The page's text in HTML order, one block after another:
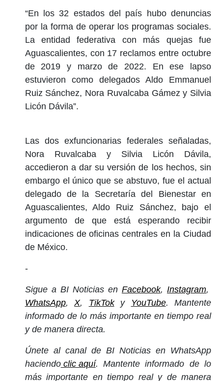
“En los 32 estados del país hubo denuncias
por la forma de operar los programas sociales.
La entidad federativa con más quejas fue
Aguascalientes, con 17 reclamos entre octubre
de 2019 y marzo de 2022. En ese lapso
estuvieron como delegados Aldo Emmanuel
Ruiz Sánchez, Nora Ruvalcaba Gámez y Silvia
Licón Dávila”.
Las dos exfuncionarias federales señaladas,
Nora Ruvalcaba y Silvia Licón Dávila,
accedieron a dar su versión de los hechos, sin
embargo el único que se abstuvo, fue el actual
delegado de la Secretaría del Bienestar en
Aguascalientes, Aldo Ruiz Sánchez, bajo el
argumento de que está esperando recibir
indicaciones de oficinas centrales en la Ciudad
de México.
-
Sigue a BI Noticias en Facebook, Instagram,
WhatsApp,X, TikToky YouTube. Mantente
informado de lo más importante en tiempo real
y de manera directa.
Únete al canal de BI Noticias en WhatsApp
haciendoclic aquí. Mantente informado de lo
más importante en tiempo real y de manera